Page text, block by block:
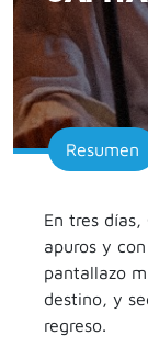
Resumen
En tres
apuros y
pantallazo
destino, y
regreso.